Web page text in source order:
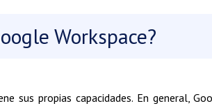
Workspace?
sus propias capacidades. En general,